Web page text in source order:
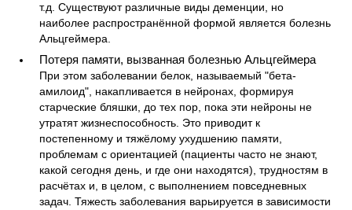
т.д. Существуют различные виды деменции, но
наиболее распространённой формой является болезнь
Альцгеймера.
Потеря памяти, вызванная болезнью Альцгеймера
При этом заболевании белок, называемый "бета-
амилоид", накапливается в нейронах, формируя
старческие бляшки, до тех пор, пока эти нейроны не
утратят жизнеспособность. Это приводит к
постепенному и тяжёлому ухудшению памяти,
проблемам с ориентацией (пациенты часто не знают,
какой сегодня день, и где они находятся), трудностям в
расчётах и, в целом, с выполнением повседневных
задач. Тяжесть заболевания варьируется в зависимости